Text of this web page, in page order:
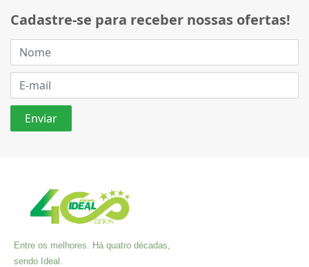
Cadastre-se para receber nossas ofertas!
Entre os melhores. Há quatro décadas,
sendo Ideal.